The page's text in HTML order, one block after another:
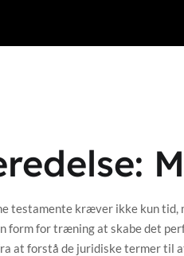
testamente kræver ikke kun tid,
form for træning at skabe det
at forstå de juridiske termer til